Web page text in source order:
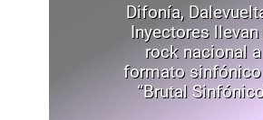
Difonía,
Inyectores llevan
rock nacional a
formato sinfónico
“Brutal